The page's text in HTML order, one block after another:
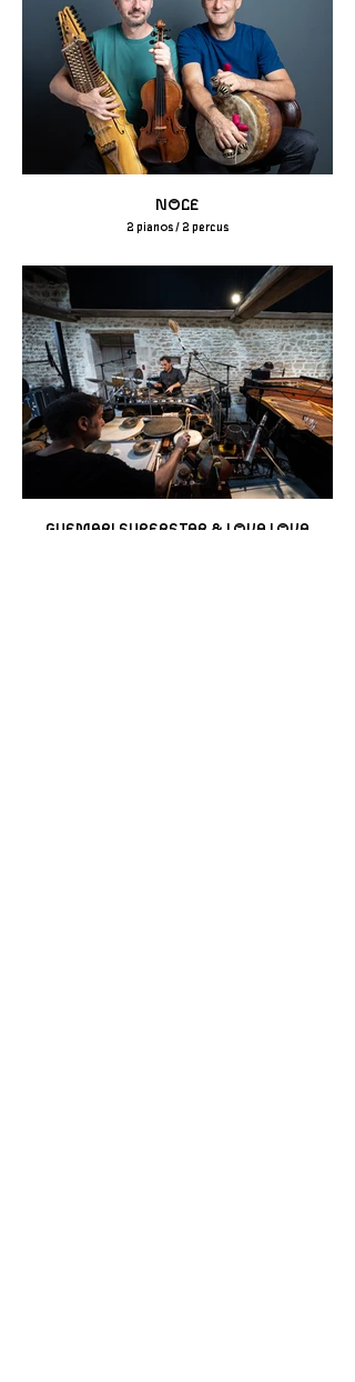
NOCE
2 pianos / 2 percus
GUEMBRI SUPERSTAR & LOVA LOVA